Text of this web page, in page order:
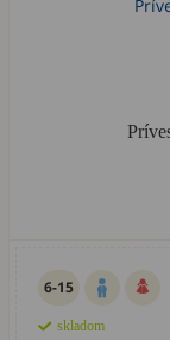
6-15
skladom